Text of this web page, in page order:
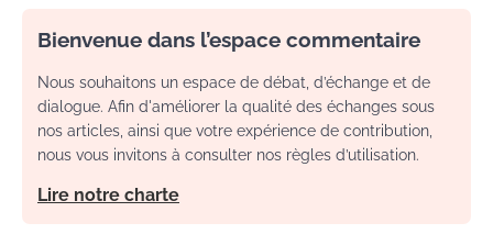
Bienvenue dans l’espace commentaire
Nous souhaitons un espace de débat, d’échange et de
dialogue. Afin d'améliorer la qualité des échanges sous
nos articles, ainsi que votre expérience de contribution,
nous vous invitons à consulter nos règles d’utilisation.
Lire notre charte